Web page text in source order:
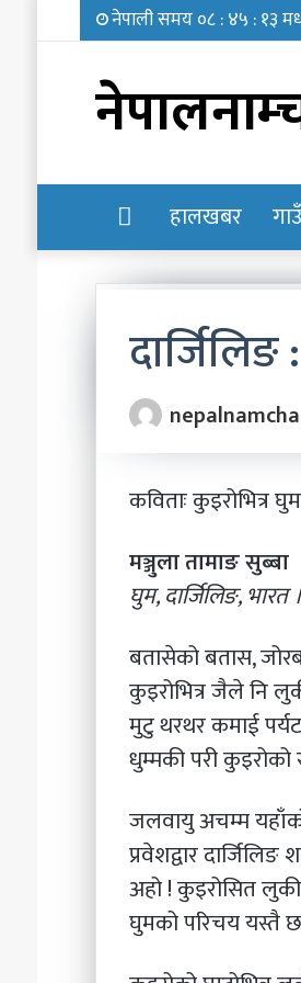
होमपेजहालखबर
कविताः कुइरोभित्र
मञ्जुला तामाङ सुब्बा
घुम, दार्जिलिङ, भारत ।
बतासेको बतास,
कुइरोभित्र जैले नि
मुटु थरथर कमाई
धुम्मकी परी कुइरोको
जलवायु अचम्म
प्रवेशद्वार दार्जिलिङ
अहो ! कुइरोसित
घुमको परिचय यस्तै छ